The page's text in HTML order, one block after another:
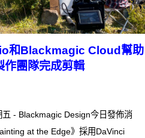
和Blackmagic Cloud幫助
作團隊完成剪輯
- Blackmagic Design今日發佈消
at the Edge》採用DaVinci